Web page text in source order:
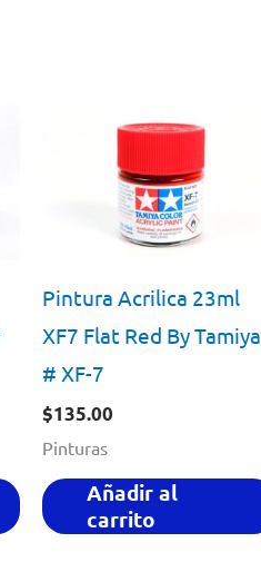
Pintura Acrilica 23ml
XF7 Flat Red By Tamiya
# XF-7
$135.00
Pinturas
Añadir al
carrito